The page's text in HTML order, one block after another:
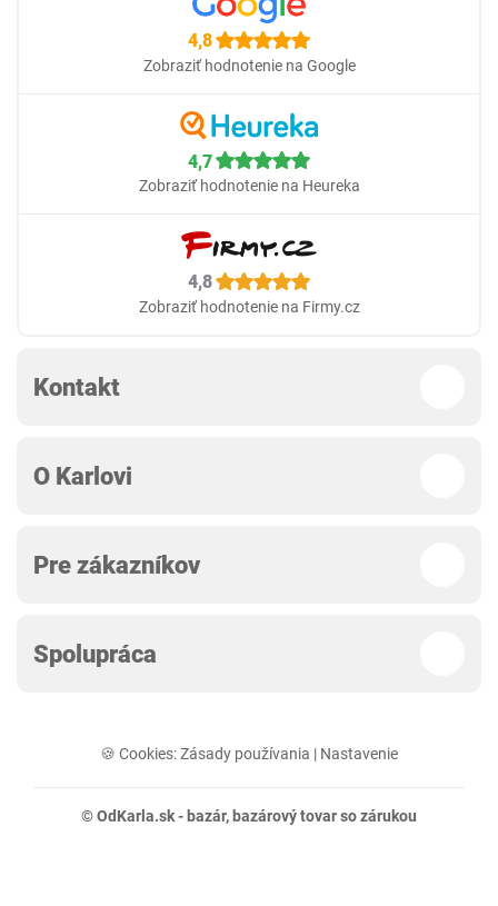
4,8
Zobraziť hodnotenie na Google
4,7
Zobraziť hodnotenie na Heureka
4,8
Zobraziť hodnotenie na Firmy.cz
Kontakt
O Karlovi
Pre zákazníkov
Spolupráca
🍪 Cookies:Zásady používania | Nastavenie
© OdKarla.sk - bazár, bazárový tovar so zárukou